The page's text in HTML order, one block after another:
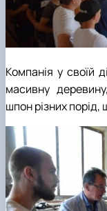
Компанія у своїй
масивну
шпон різних